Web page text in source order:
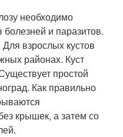
необходимо
и паразитов.
взрослых кустов
районах. Куст
простой
Как правильно
крышек, а затем со